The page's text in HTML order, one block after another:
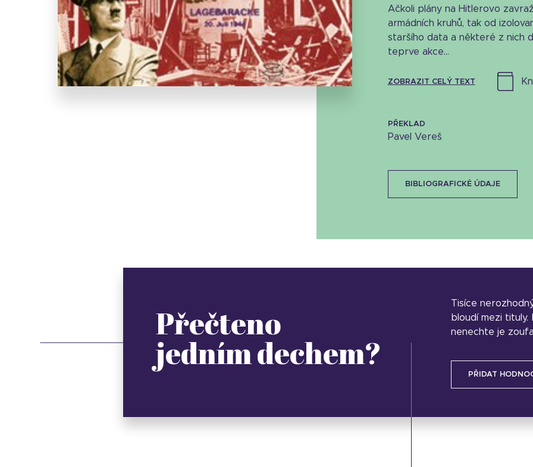
Stáhnout obálku
Ačkoli plány na Hitlerovo
armádních kruhů, tak od
staršího data a některé z nich
teprve akce...
ZOBRAZIT CELÝ TEXT
PŘEKLAD
Pavel Vereš
BIBLIOGRAFICKÉ ÚDAJE
Přečteno
jedním dechem?
Tisíce
bloudí mezi
nenechte je
PŘIDAT